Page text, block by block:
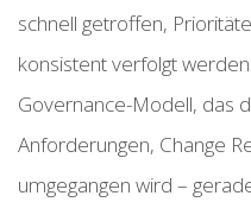
schnell getroffen,
konsistent verfolgt
Governance-Modell, das
Anforderungen, Change
umgegangen wird –